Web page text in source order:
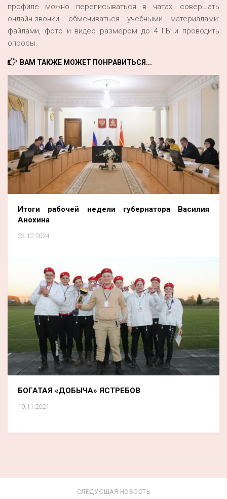
профиле можно переписываться в чатах, совершать
онлайн-звонки, обмениваться учебными материалами:
файлами, фото и видео размером до 4 ГБ и проводить
опросы.
ВАМ ТАКЖЕ МОЖЕТ ПОНРАВИТЬСЯ...
Итоги рабочей недели губернатора Василия
Анохина
23.12.2024
БОГАТАЯ «ДОБЫЧА» ЯСТРЕБОВ
19.11.2021
СЛЕДУЮЩАЯ НОВОСТЬ